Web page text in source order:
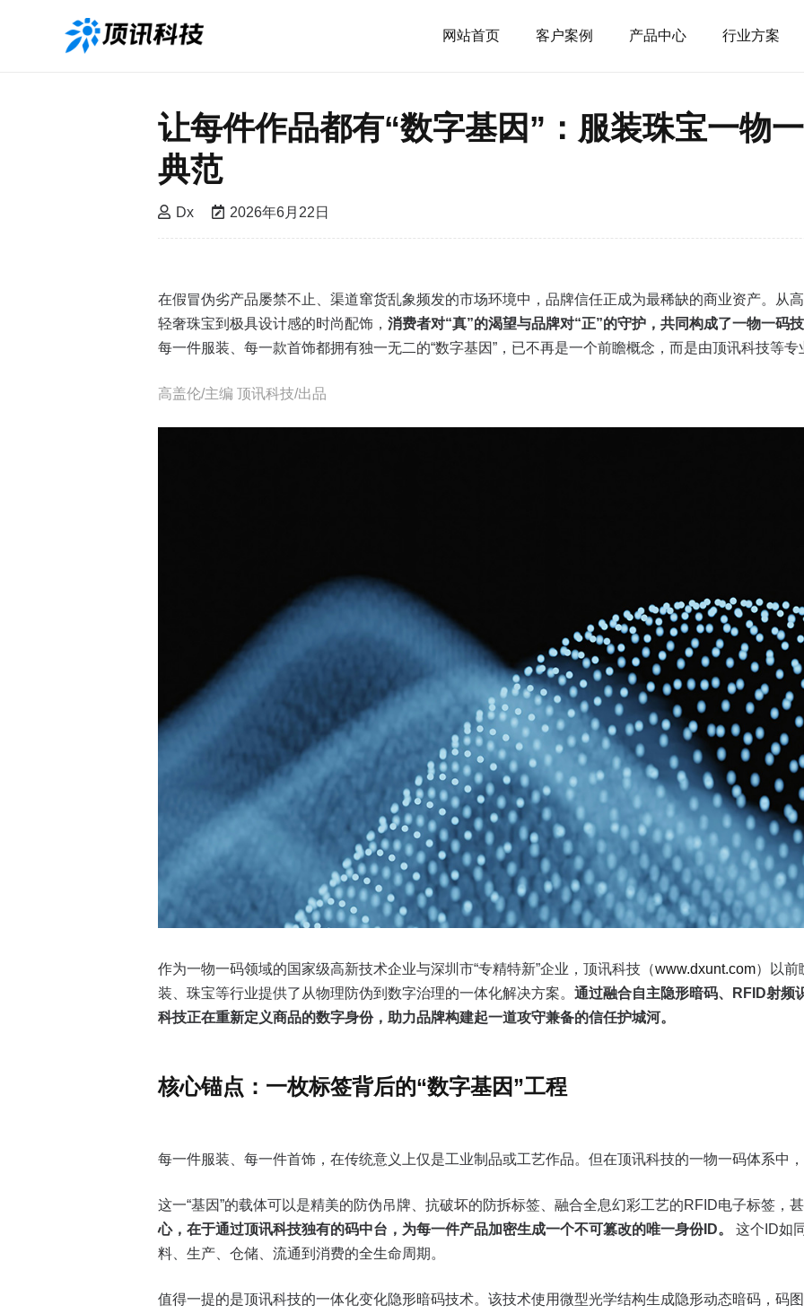
网站首页 客户案例 产品中心 行业方案
让每件作品都有“数字基因”：服装珠宝一物
典范
Dx 2026年6月22日
在假冒伪劣产品屡禁不止、渠道窜货乱象频发的市场环境中，品牌信任正成为最稀缺的商业资产。从
轻奢珠宝到极具设计感的时尚配饰， 消费者对“真”的渴望与品牌对“正”的守护，共同构成了一物一码
每一件服装、每一款首饰都拥有独一无二的“数字基因”，已不再是一个前瞻概念，而是由顶讯科技等
高盖伦/主编 顶讯科技/出品
作为一物一码领域的国家级高新技术企业与深圳市“专精特新”企业，顶讯科技（www.dxunt.com）以前
装、珠宝等行业提供了从物理防伪到数字治理的一体化解决方案。 通过融合自主隐形暗码、RFID射频
科技正在重新定义商品的数字身份，助力品牌构建起一道攻守兼备的信任护城河。
核心锚点：一枚标签背后的“数字基因”工程
每一件服装、每一件首饰，在传统意义上仅是工业制品或工艺作品。但在顶讯科技的一物一码体系中
这一“基因”的载体可以是精美的防伪吊牌、抗破坏的防拆标签、融合全息幻彩工艺的RFID电子标签，
心，在于通过顶讯科技独有的码中台，为每一件产品加密生成一个不可篡改的唯一身份ID。
这个ID如
料、生产、仓储、流通到消费的全生命周期。
值得一提的是顶讯科技的一体化变化隐形暗码技术。该技术使用微型光学结构生成隐形动态暗码，码